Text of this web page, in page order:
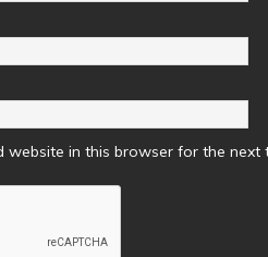
website in this browser for the next